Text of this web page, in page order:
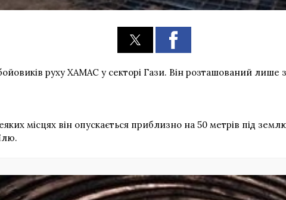
руху ХАМАС у секторі Гази. Він розташований лише
місцях він опускається приблизно на 50 метрів під